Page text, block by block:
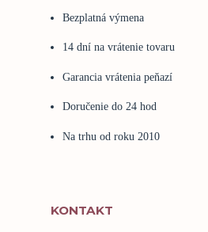
Bezplatná výmena
14 dní na vrátenie tovaru
Garancia vrátenia peňazí
Doručenie do 24 hod
Na trhu od roku 2010
KONTAKT